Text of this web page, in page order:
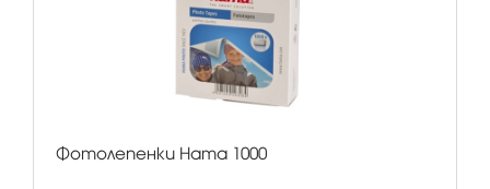
Фотолепенки Hama 1000